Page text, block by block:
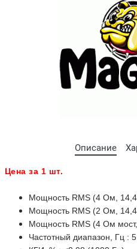
Описание
Цена за 1 шт.
Мощность RMS (4 Ом,
Мощность RMS (2 Ом,
Мощность RMS (4 Ом
Частотный диапазон, Гц :